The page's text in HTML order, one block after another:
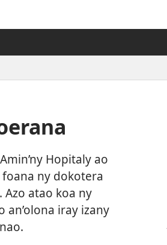
Hopitaly ao
foana ny dokotera
Azo atao koa ny
iray izany